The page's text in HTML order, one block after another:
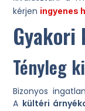
kérjen ingyenes
Gyakori
Tényleg
Bizonyos
A kültéri